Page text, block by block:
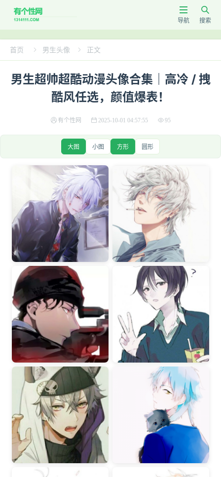

搜索

导航
首页  男生头像  正文
男生超帅超酷动漫头像合集｜高冷 / 拽
酷风任选，颜值爆表！
有个性网 2025-10-01 04:57:55 95
大图 小图 方形 圆形